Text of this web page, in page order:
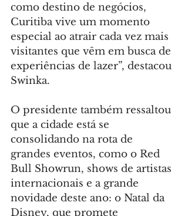
como destino de negócios,
Curitiba vive um momento
especial ao atrair cada vez mais
visitantes que vêm em busca de
experiências de lazer”, destacou
Swinka.
O presidente também ressaltou
que a cidade está se
consolidando na rota de
grandes eventos, como o Red
Bull Showrun, shows de artistas
internacionais e a grande
novidade deste ano: o Natal da
Disney, que promete